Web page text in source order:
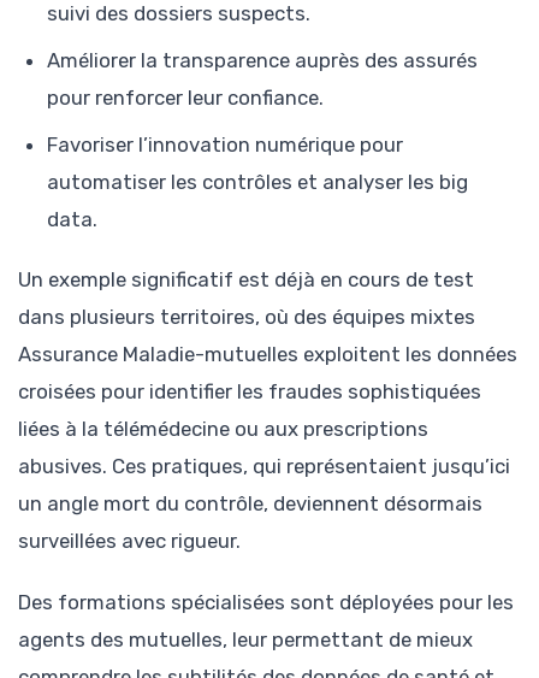
suivi des dossiers suspects.
Améliorer la transparence auprès des assurés
pour renforcer leur confiance.
Favoriser l’innovation numérique pour
automatiser les contrôles et analyser les big
data.
Un exemple significatif est déjà en cours de test
dans plusieurs territoires, où des équipes mixtes
Assurance Maladie-mutuelles exploitent les données
croisées pour identifier les fraudes sophistiquées
liées à la télémédecine ou aux prescriptions
abusives. Ces pratiques, qui représentaient jusqu’ici
un angle mort du contrôle, deviennent désormais
surveillées avec rigueur.
Des formations spécialisées sont déployées pour les
agents des mutuelles, leur permettant de mieux